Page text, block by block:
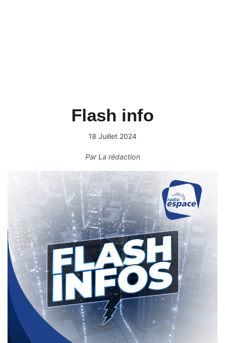
Flash info
18 Juillet 2024
ParLa rédaction